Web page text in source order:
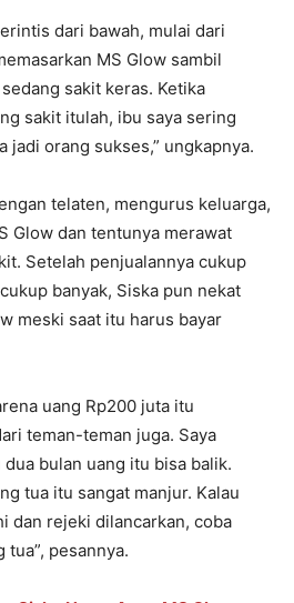
dari bawah, mulai dari
MS Glow sambil
sakit keras. Ketika
sakit itulah, ibu saya sering
jadi orang sukses,” ungkapnya.
telaten, mengurus keluarga,
Glow dan tentunya merawat
Setelah penjualannya cukup
banyak, Siska pun nekat
meski saat itu harus bayar
uang Rp200 juta itu
teman-teman juga. Saya
bulan uang itu bisa balik.
tua itu sangat manjur. Kalau
dan rejeki dilancarkan, coba
pesannya.